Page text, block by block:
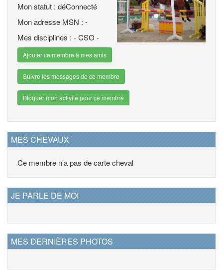
Mon statut : déConnecté
Mon adresse MSN : -
Mes disciplines : - CSO -
Ajouter ce membre à mes amis
Suivre les messages de ce membre
Bloquer mon activite pour ce membre
MES CHEVAUX
Ce membre n'a pas de carte cheval
JE PARLE DE MOI
MES DERNIÈRES PHOTOS